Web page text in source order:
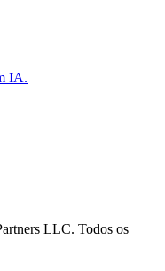
IA.​​
LLC. Todos os